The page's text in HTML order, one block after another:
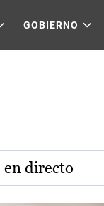
GOBIERNO
en directo